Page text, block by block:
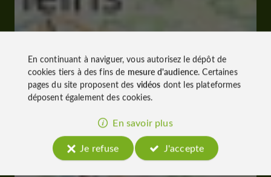
En continuant à naviguer, vous autorisez le dépôt de
cookies tiers à des fins de mesure d'audience. Certaines
pages du site proposent des vidéos dont les plateformes
déposent également des cookies.
En savoir plus
Je refuse
J'accepte